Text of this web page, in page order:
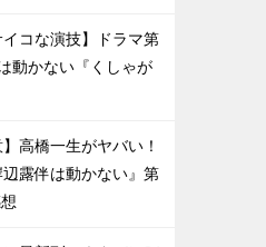
イコな演技】ドラマ第
動かない『くしゃが
】高橋一生がヤバい！
露伴は動かない』第